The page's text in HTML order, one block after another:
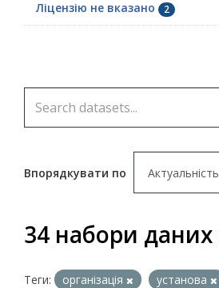
Ліцензію не вказано 2
Впорядкувати по
34 набори
Теги: організація
установа